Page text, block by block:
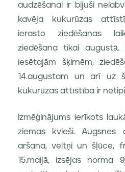
audzēšanai ir bijuši
kavēja kukurūzas
ierasto ziedēšanas
ziedēšana tikai augustā.
iesētajām šķirnēm,
14.augustam un arī uz
kukurūzas attīstība ir
Izmēģinājums ierīkots
ziemas kvieši. Augsnes
aršana, veltņi un šļūce,
15.maijā, izsējas norma